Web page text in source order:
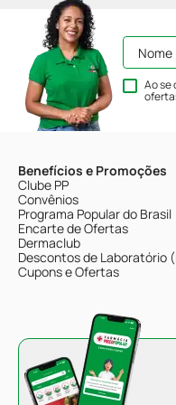
Ao se
Benefícios e Promoções
Clube PP
Convênios
Programa Popular do Brasil
Encarte de Ofertas
Dermaclub
Descontos de Laboratório
Cupons e Ofertas